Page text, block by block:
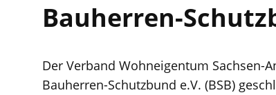
Bauherren-
Der Verband Wohneigentum Sachsen-
Bauherren-Schutzbund e.V. (BSB)